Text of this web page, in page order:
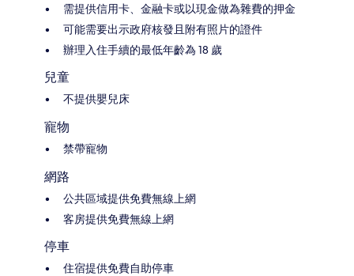
需提供信用卡、金融卡或以現金做為雜費的押金
可能需要出示政府核發且附有照片的證件
辦理入住手續的最低年齡為 18 歲
兒童
不提供嬰兒床
寵物
禁帶寵物
網路
公共區域提供免費無線上網
客房提供免費無線上網
停車
住宿提供免費自助停車